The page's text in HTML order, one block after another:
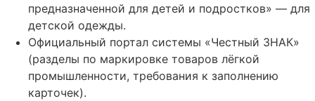
предназначенной для детей и подростков» — для
детской одежды.
Официальный портал системы «Честный ЗНАК»
(разделы по маркировке товаров лёгкой
промышленности, требования к заполнению
карточек).